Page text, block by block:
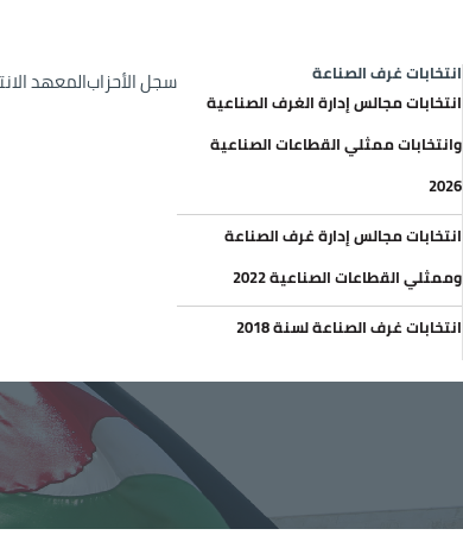
انتخابات غرف الصناعة
انتخابات مجالس إدارة الغرف الصناعية
وانتخابات ممثلي القطاعات الصناعية
2026
انتخابات مجالس إدارة غرف الصناعة
وممثلي القطاعات الصناعية 2022
انتخابات غرف الصناعة لسنة 2018
سجل الأحزابالمعهد